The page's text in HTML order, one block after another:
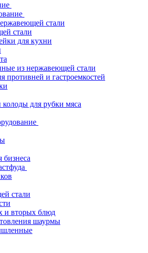
стали
стали
для кухни
из нержавеющей стали
противней и гастроемкостей
для рубки мяса
бизнеса
стали
и вторых блюд
шаурмы